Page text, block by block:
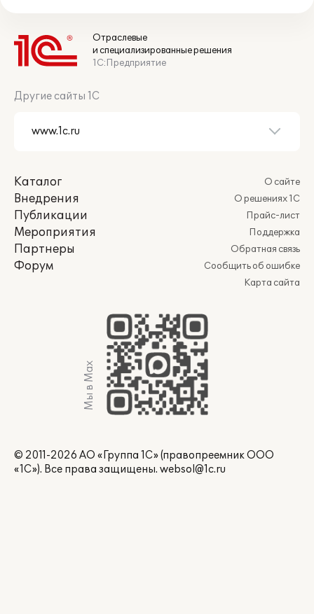
Отраслевые
и специализированные решения
1С:Предприятие
Другие сайты 1С
Каталог
Внедрения
Публикации
Мероприятия
Партнеры
Форум
О сайте
О решениях 1С
Прайс-лист
Поддержка
Обратная связь
Сообщить об ошибке
Карта сайта
Мы в Max
© 2011-2026 АО «Группа 1С» (правопреемник ООО
«1С»). Все права защищены. websol@1c.ru